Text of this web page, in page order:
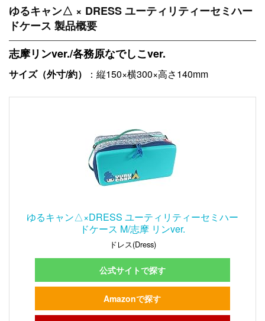
ゆるキャン△ × DRESS ユーティリティーセミハー
ドケース 製品概要
志摩リンver./各務原なでしこver.
サイズ（外寸/約） ：縦150×横300×高さ140mm
ゆるキャン△×DRESS ユーティリティーセミハー
ドケース M/志摩 リンver.
ドレス(Dress)
公式サイトで探す
Amazonで探す